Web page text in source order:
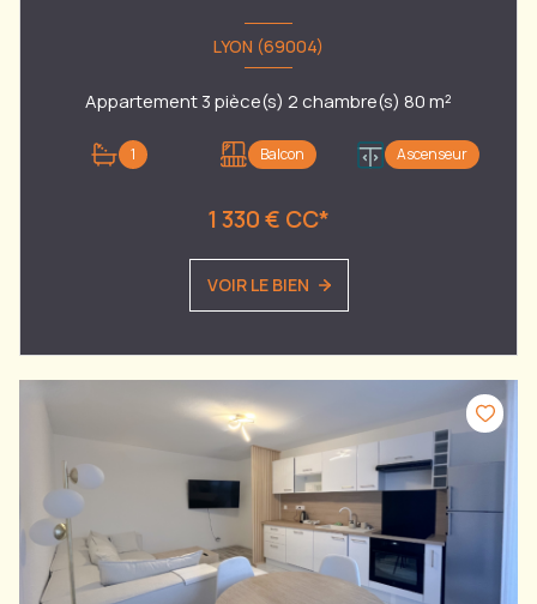
LYON (69004)
Appartement 3 pièce(s) 2 chambre(s) 80 m²
1 Balcon Ascenseur
1 330 € CC*
VOIR LE BIEN